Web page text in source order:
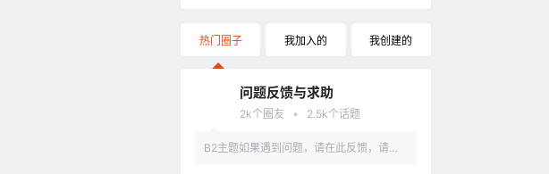
热门圈子 我加入的 我创建的
问题反馈与求助
2k个圈友 • 2.5k个话题
B2主题如果遇到问题，请在此反馈，请具